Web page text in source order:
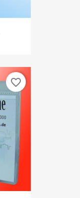
favorite_border